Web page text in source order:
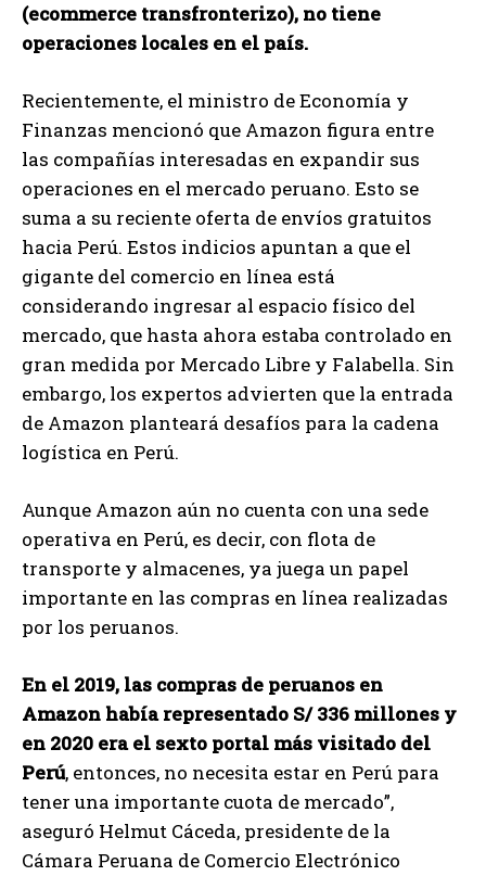
(ecommerce transfronterizo), no tiene
operaciones locales en el país.
Recientemente, el ministro de Economía y
Finanzas mencionó que Amazon figura entre
las compañías interesadas en expandir sus
operaciones en el mercado peruano. Esto se
suma a su reciente oferta de envíos gratuitos
hacia Perú. Estos indicios apuntan a que el
gigante del comercio en línea está
considerando ingresar al espacio físico del
mercado, que hasta ahora estaba controlado en
gran medida por Mercado Libre y Falabella. Sin
embargo, los expertos advierten que la entrada
de Amazon planteará desafíos para la cadena
logística en Perú.
Aunque Amazon aún no cuenta con una sede
operativa en Perú, es decir, con flota de
transporte y almacenes, ya juega un papel
importante en las compras en línea realizadas
por los peruanos.
En el 2019, las compras de peruanos en
Amazon había representado S/ 336 millones y
en 2020 era el sexto portal más visitado del
Perú, entonces, no necesita estar en Perú para
tener una importante cuota de mercado”,
aseguró Helmut Cáceda, presidente de la
Cámara Peruana de Comercio Electrónico